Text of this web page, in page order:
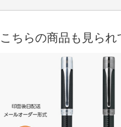
こちらの商品も見られ